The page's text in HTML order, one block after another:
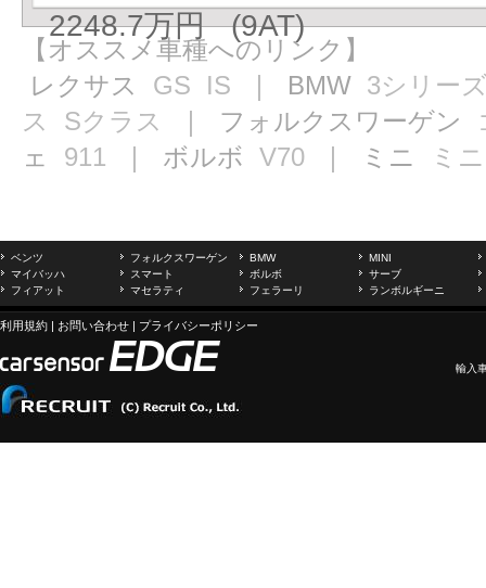
2248.7万円 (9AT)
【オススメ車種へのリンク】
レクサス GS IS ｜ BMW 3シリー
ス
Sクラス ｜ フォルクスワーゲン
ェ 911 ｜ ボルボ V70 ｜ ミニ ミニ
ベンツ フォルクスワーゲン BMW
MINI
マイバッハ
スマート ボルボ
サーブ
フィアット
マセラティ フェラーリ ランボルギーニ
利用規約 | お問い合わせ | プライバシーポリシー
輸入